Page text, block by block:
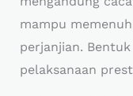
mampu
perjanjian.
pelaksanaan